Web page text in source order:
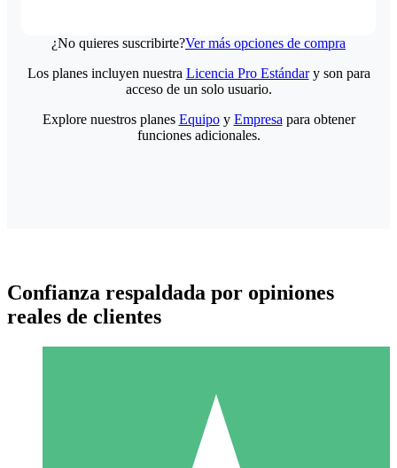
¿No quieres suscribirte?Ver más opciones de compra
Paquetes de Créditos Individuales
Los planes incluyen nuestra Licencia Pro Estándary son para
acceso de un solo usuario.
Explore nuestros planes Equipoy Empresa para obtener
funciones adicionales.
Confianza respaldada por opiniones
reales de clientes